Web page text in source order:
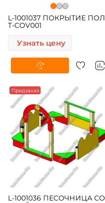
L-1001037 ПОКРЫТИЕ ПОЛ
T-COV001
Узнать цену
Предзаказ
L-1001036 ПЕСОЧНИЦА СО